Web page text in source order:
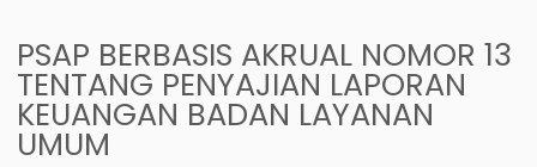
PSAP BERBASIS AKRUAL NOMOR 13
TENTANG PENYAJIAN LAPORAN
KEUANGAN BADAN LAYANAN
UMUM